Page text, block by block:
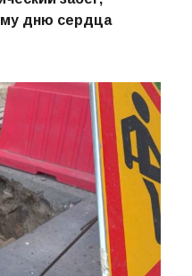
в Волхове
забег,